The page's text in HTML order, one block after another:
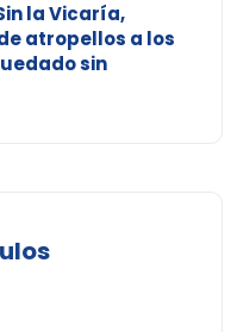
la Vicaría,
atropellos a los
sin